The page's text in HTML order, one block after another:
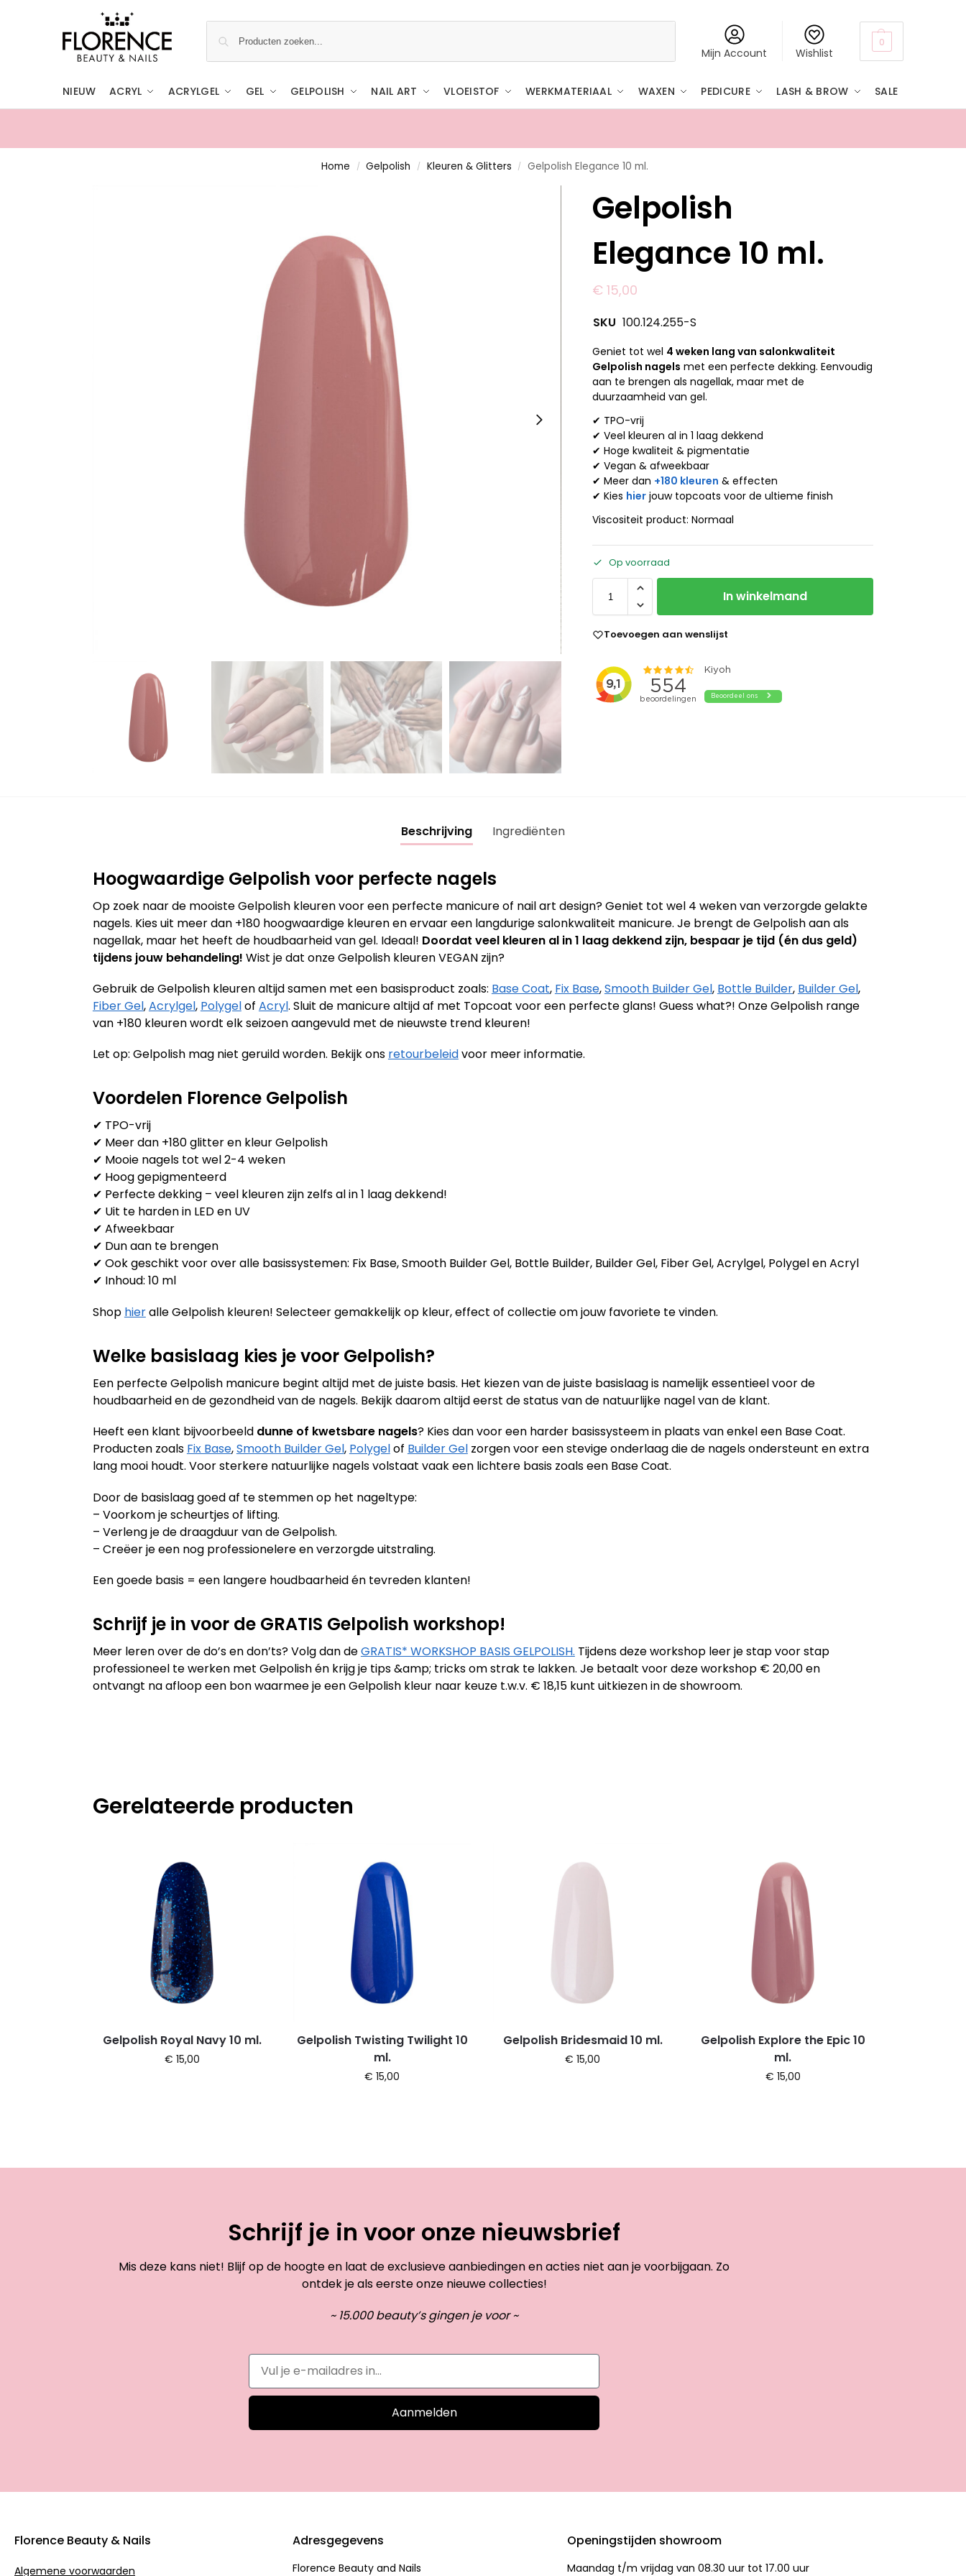
Mijn Account Wishlist
0
NIEUW ACRYL ACRYLGEL GEL GELPOLISH NAIL ART VLOEISTOF WERKMATERIAAL WAXEN PEDICURE LASH & BROW SALE
Home / Gelpolish / Kleuren & Glitters / Gelpolish Elegance 10 ml.
Gelpolish
Elegance 10 ml.
€ 15,00
SKU 100.124.255-S
Geniet tot wel 4 weken lang van salonkwaliteit
Gelpolish nagels met een perfecte dekking. Eenvoudig
aan te brengen als nagellak, maar met de
duurzaamheid van gel.
✔ TPO-vrij
✔ Veel kleuren al in 1 laag dekkend
✔ Hoge kwaliteit & pigmentatie
✔ Vegan & afweekbaar
✔ Meer dan +180 kleuren & effecten
✔ Kies hier jouw topcoats voor de ultieme finish
Viscositeit product: Normaal
Op voorraad
In winkelmand
Toevoegen aan wenslijst
Beschrijving Ingrediënten
Hoogwaardige Gelpolish voor perfecte nagels
Op zoek naar de mooiste Gelpolish kleuren voor een perfecte manicure of nail art design? Geniet tot wel 4 weken van verzorgde gelakte
nagels. Kies uit meer dan +180 hoogwaardige kleuren en ervaar een langdurige salonkwaliteit manicure. Je brengt de Gelpolish aan als
nagellak, maar het heeft de houdbaarheid van gel. Ideaal! Doordat veel kleuren al in 1 laag dekkend zijn, bespaar je tijd (én dus geld)
tijdens jouw behandeling! Wist je dat onze Gelpolish kleuren VEGAN zijn?
Gebruik de Gelpolish kleuren altijd samen met een basisproduct zoals: Base Coat, Fix Base,Smooth Builder Gel, Bottle Builder, Builder Gel,
Fiber Gel,Acrylgel, Polygelof Acryl. Sluit de manicure altijd af met Topcoat voor een perfecte glans! Guess what?! Onze Gelpolish range
van +180 kleuren wordt elk seizoen aangevuld met de nieuwste trend kleuren!
Let op: Gelpolish mag niet geruild worden. Bekijk ons retourbeleidvoor meer informatie.
Voordelen Florence Gelpolish
✔ TPO-vrij
✔ Meer dan +180 glitter en kleur Gelpolish
✔ Mooie nagels tot wel 2-4 weken
✔ Hoog gepigmenteerd
✔ Perfecte dekking – veel kleuren zijn zelfs al in 1 laag dekkend!
✔ Uit te harden in LED en UV
✔ Afweekbaar
✔ Dun aan te brengen
✔ Ook geschikt voor over alle basissystemen: Fix Base, Smooth Builder Gel, Bottle Builder, Builder Gel, Fiber Gel, Acrylgel, Polygel en Acryl
✔ Inhoud: 10 ml
Shop hieralle Gelpolish kleuren! Selecteer gemakkelijk op kleur, effect of collectie om jouw favoriete te vinden.
Welke basislaag kies je voor Gelpolish?
Een perfecte Gelpolish manicure begint altijd met de juiste basis. Het kiezen van de juiste basislaag is namelijk essentieel voor de
houdbaarheid en de gezondheid van de nagels. Bekijk daarom altijd eerst de status van de natuurlijke nagel van de klant.
Heeft een klant bijvoorbeeld dunne of kwetsbare nagels? Kies dan voor een harder basissysteem in plaats van enkel een Base Coat.
Producten zoals Fix Base,Smooth Builder Gel, Polygelof Builder Gelzorgen voor een stevige onderlaag die de nagels ondersteunt en extra
lang mooi houdt. Voor sterkere natuurlijke nagels volstaat vaak een lichtere basis zoals een Base Coat.
Door de basislaag goed af te stemmen op het nageltype:
– Voorkom je scheurtjes of lifting.
– Verleng je de draagduur van de Gelpolish.
– Creëer je een nog professionelere en verzorgde uitstraling.
Een goede basis = een langere houdbaarheid én tevreden klanten!
Schrijf je in voor de GRATIS Gelpolish workshop!
Meer leren over de do’s en don’ts? Volg dan deGRATIS* WORKSHOP BASIS GELPOLISH. Tijdens deze workshop leer je stap voor stap
professioneel te werken met Gelpolish én krijg je tips &amp; tricks om strak te lakken. Je betaalt voor deze workshop € 20,00 en
ontvangt na afloop een bon waarmee je een Gelpolish kleur naar keuze t.w.v. € 18,15 kunt uitkiezen in de showroom.
Gerelateerde producten
Gelpolish Royal Navy 10 ml.
€ 15,00
Gelpolish Twisting Twilight 10
ml.
€ 15,00
Gelpolish Bridesmaid 10 ml.
€ 15,00
Gelpolish Explore the Epic 10
ml.
€ 15,00
Schrijf je in voor onze nieuwsbrief
Mis deze kans niet! Blijf op de hoogte en laat de exclusieve aanbiedingen en acties niet aan je voorbijgaan. Zo
ontdek je als eerste onze nieuwe collecties!
~ 15.000 beauty’s gingen je voor ~
Aanmelden
Florence Beauty & Nails
Algemene voorwaarden
Adresgegevens
Florence Beauty and Nails
Openingstijden showroom
Maandag t/m vrijdag van 08.30 uur tot 17.00 uur